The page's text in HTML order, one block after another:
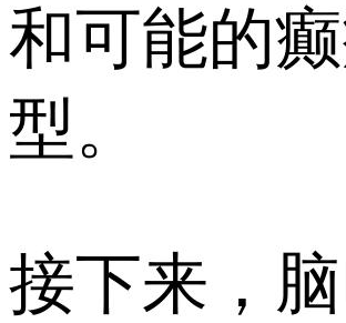
和可能的
型。
接下来，